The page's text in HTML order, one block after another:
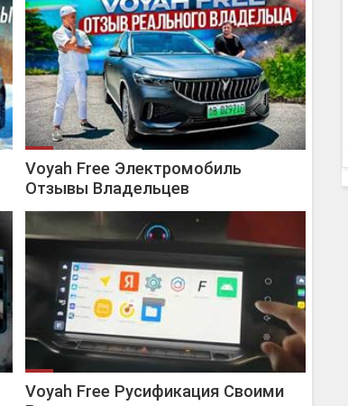
Voyah Free Электромобиль
Отзывы Владельцев
Voyah Free Русификация Своими